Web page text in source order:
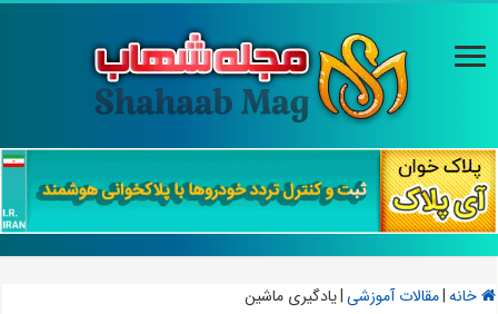
خانه |مقالات آموزشی |یادگیری ماشین